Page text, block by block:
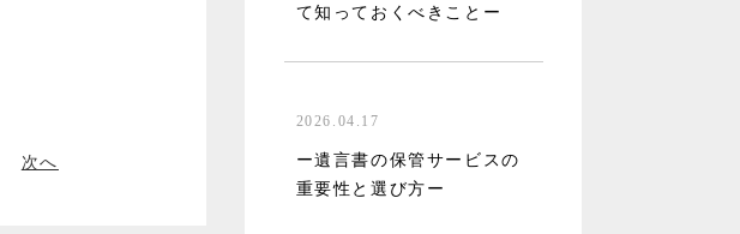
次へ
て知っておくべきことー
2026.04.17
ー遺言書の保管サービスの
重要性と選び方ー